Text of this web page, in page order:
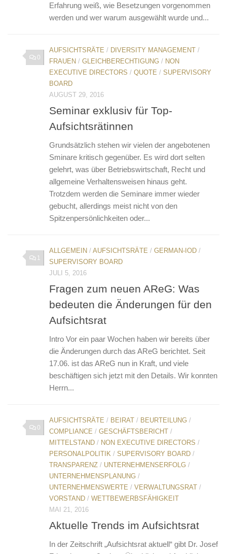
Erfahrung weiß, wie Besetzungen vorgenommen
werden und wer warum ausgewählt wurde und...
0
AUFSICHTSRÄTE / DIVERSITY MANAGEMENT /
FRAUEN / GLEICHBERECHTIGUNG / NON
EXECUTIVE DIRECTORS / QUOTE / SUPERVISORY
BOARD
AUGUST 29, 2016
Seminar exklusiv für Top-
Aufsichtsrätinnen
Grundsätzlich stehen wir vielen der angebotenen
Sminare kritisch gegenüber. Es wird dort selten
gelehrt, was über Betriebswirtschaft, Recht und
allgemeine Verhaltensweisen hinaus geht.
Trotzdem werden die Seminare immer wieder
gebucht, allerdings meist nicht von den
Spitzenpersönlichkeiten oder...
1
ALLGEMEIN / AUFSICHTSRÄTE / GERMAN-IOD /
SUPERVISORY BOARD
JULI 5, 2016
Fragen zum neuen AReG: Was
bedeuten die Änderungen für den
Aufsichtsrat
Intro Vor ein paar Wochen haben wir bereits über
die Änderungen durch das AReG berichtet. Seit
17.06. ist das AReG nun in Kraft, und viele
beschäftigen sich jetzt mit den Details. Wir konnten
Herrn...
0
AUFSICHTSRÄTE / BEIRAT / BEURTEILUNG /
COMPLIANCE / GESCHÄFTSBERICHT /
MITTELSTAND / NON EXECUTIVE DIRECTORS /
PERSONALPOLITIK / SUPERVISORY BOARD /
TRANSPARENZ / UNTERNEHMENSERFOLG /
UNTERNEHMENSPLANUNG /
UNTERNEHMENSWERTE / VERWALTUNGSRAT /
VORSTAND / WETTBEWERBSFÄHIGKEIT
MAI 21, 2016
Aktuelle Trends im Aufsichtsrat
In der Zeitschrift „Aufsichtsrat aktuell“ gibt Dr. Josef